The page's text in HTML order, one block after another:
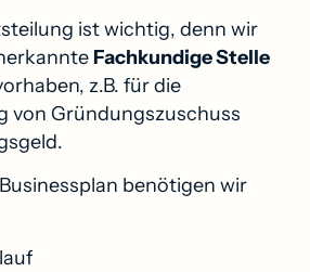
ist wichtig, denn wir
Fachkundige Stelle
z.B. für die
von Gründungszuschuss
benötigen wir